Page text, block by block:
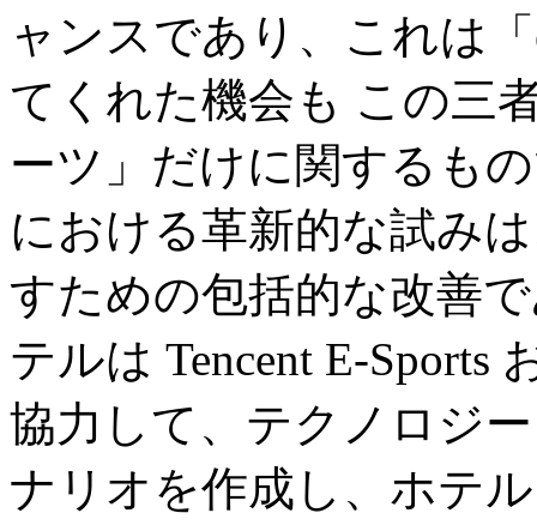
ャンスであり、これは
てくれた機会も この三
ーツ」だけに関するも
における革新的な試み
すための包括的な改善
テルは Tencent E-Sports
協力して、テクノロジ
ナリオを作成し、ホテ